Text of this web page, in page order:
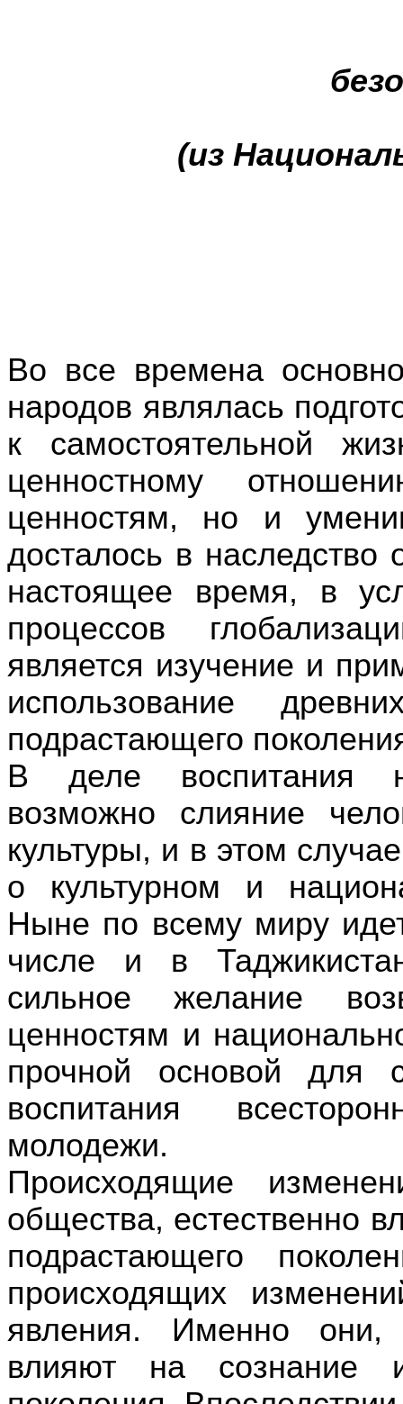
(из
Во все времена
народов являлась
к самостоятельной
ценностному
ценностям, но и
досталось в
настоящее время, в
процессов
является изучение и
использование
подрастающего
В деле воспитания
возможно слияние
культуры, и в этом
о культурном и
Ныне по всему миру
числе и в
сильное желание
ценностям и
прочной основой для
воспитания
молодежи.
Происходящие
общества, естественно
подрастающего
происходящих
явления. Именно они,
влияют на сознание